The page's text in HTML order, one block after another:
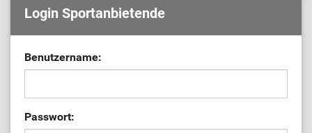
Login Sportanbietende
Benutzername:
Passwort: